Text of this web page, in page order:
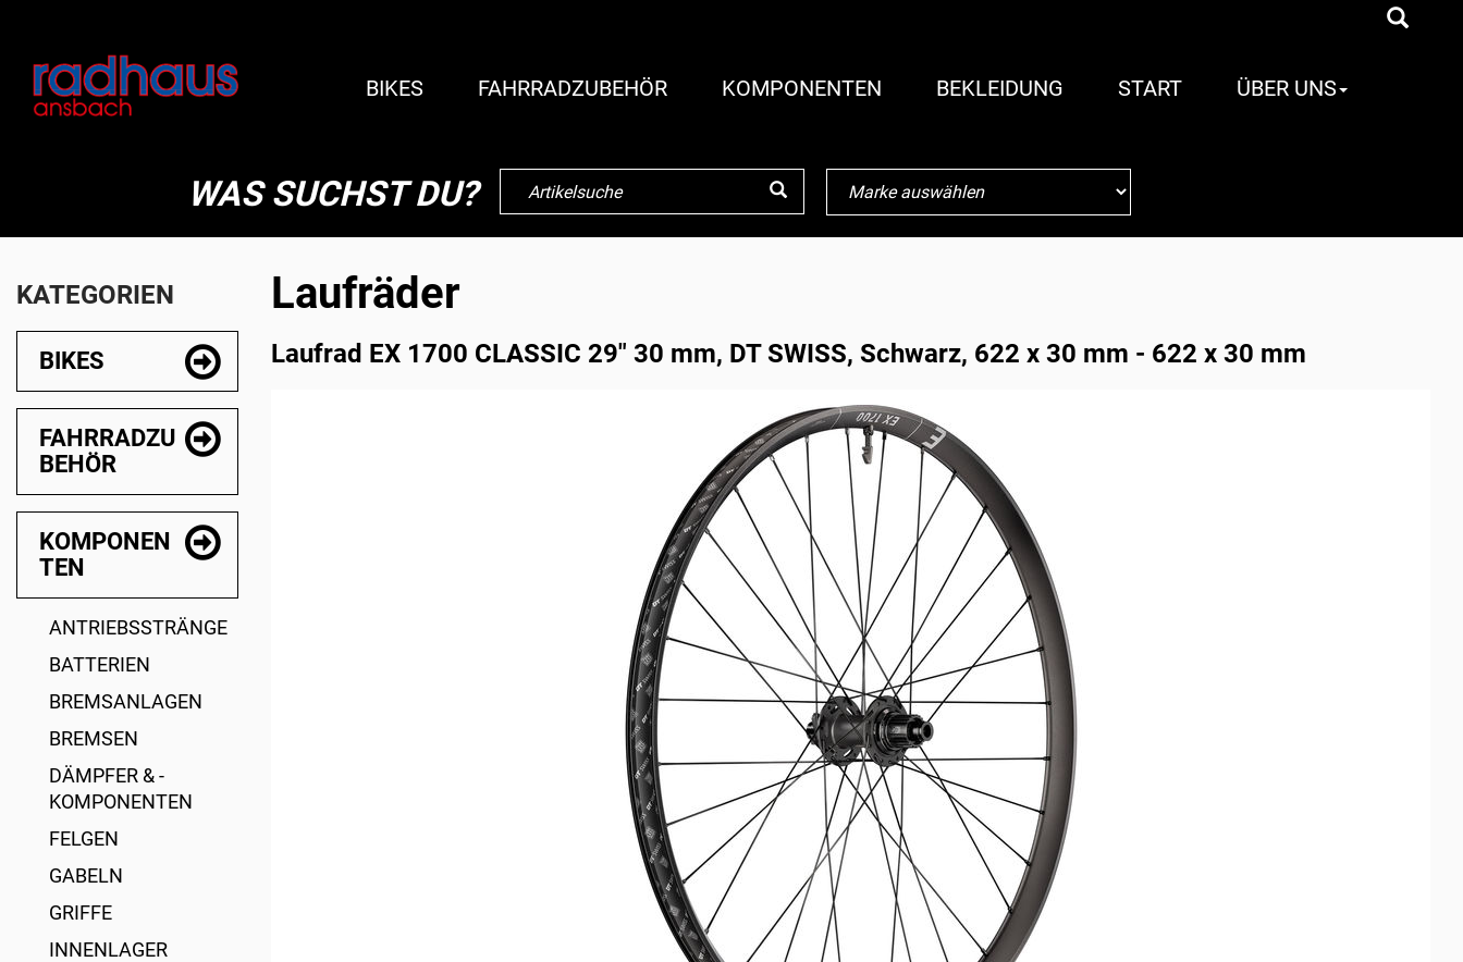
BIKES FAHRRADZUBEHÖR KOMPONENTEN BEKLEIDUNG START ÜBER UNS
WAS SUCHST DU?
KATEGORIEN
BIKES
FAHRRADZU
BEHÖR
KOMPONEN
TEN
ANTRIEBSSTRÄNGE
BATTERIEN
BREMSANLAGEN
BREMSEN
DÄMPFER & -
KOMPONENTEN
FELGEN
GABELN
GRIFFE
INNENLAGER
Laufräder
Laufrad EX 1700 CLASSIC 29" 30 mm, DT SWISS, Schwarz, 622 x 30 mm - 622 x 30 mm